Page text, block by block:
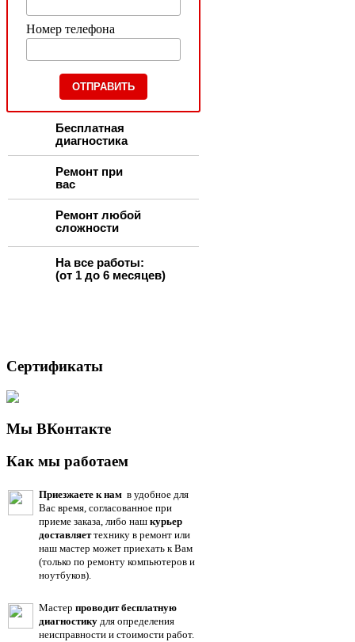
Номер телефона
Бесплатная
диагностика
Ремонт при
вас
Ремонт любой
сложности
На все работы:
(от 1 до 6 месяцев)
Сертификаты
Мы ВКонтакте
Как мы работаем
Приезжаете к нам в удобное для
Вас время, согласованное при
приеме заказа, либо наш курьер
доставляеттехнику в ремонт или
наш мастер может приехать к Вам
(только по ремонту компьютеров и
ноутбуков).
Мастер проводит бесплатную
диагностику для определения
неисправности и стоимости работ.